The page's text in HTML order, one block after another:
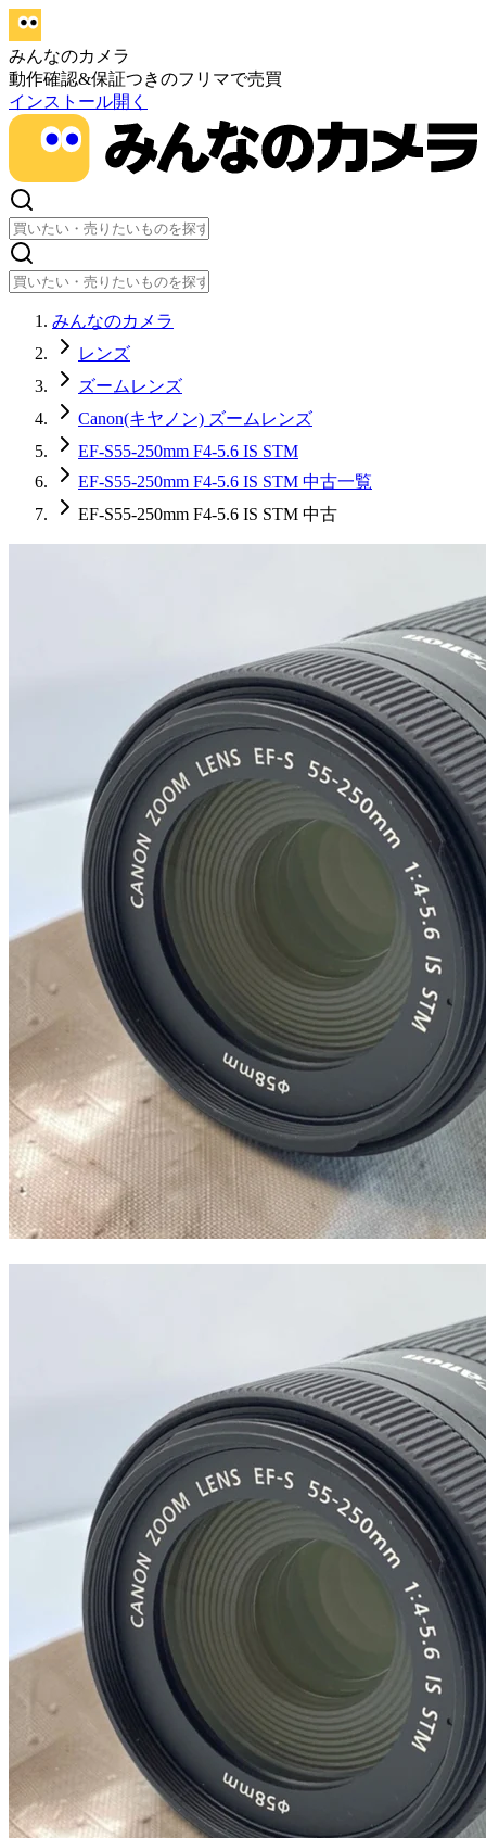
みんなのカメラ
動作確認&保証つきのフリマで売買
インストール開く
みんなのカメラ
レンズ
ズームレンズ
Canon(キヤノン) ズームレンズ
EF-S55-250mm F4-5.6 IS STM
EF-S55-250mm F4-5.6 IS STM 中古一覧
EF-S55-250mm F4-5.6 IS STM 中古